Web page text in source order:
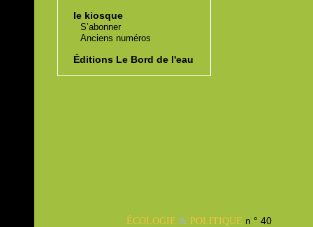
le kiosque
S’abonner
Anciens numéros
Éditions Le Bord de l'eau
ÉCOLOGIE& POLITIQUE n ° 40